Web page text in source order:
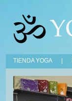
TIENDA YOGA